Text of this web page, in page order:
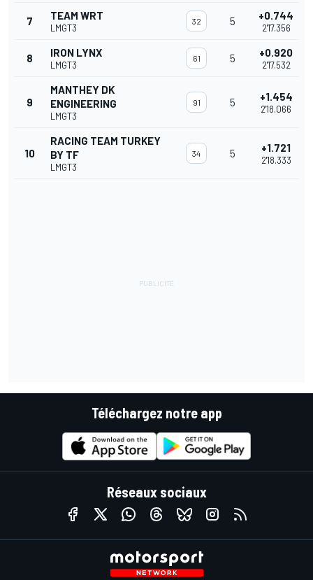
7 TEAM WRT
LMGT3
32 5 +0.744
2'17.356
8 IRON LYNX
LMGT3
61 5 +0.920
2'17.532
9
MANTHEY DK
ENGINEERING
LMGT3
91 5 +1.454
2'18.066
10
RACING TEAM TURKEY
BY TF
LMGT3
34 5 +1.721
2'18.333
Téléchargez notre app
Réseaux sociaux